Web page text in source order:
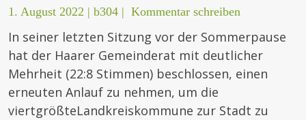
1. August 2022 | b304 | Kommentar schreiben
In seiner letzten Sitzung vor der Sommerpause
hat der Haarer Gemeinderat mit deutlicher
Mehrheit (22:8 Stimmen) beschlossen, einen
erneuten Anlauf zu nehmen, um die
viertgrößteLandkreiskommune zur Stadt zu